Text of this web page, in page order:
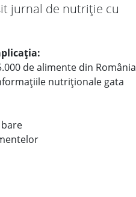
jurnal de nutriție cu
de alimente din România
nutriționale gata